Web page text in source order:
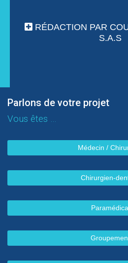
RÉDACTION PAR
S.A.S
Parlons de votre projet
Vous êtes …
Médecin /
Chirurgien-